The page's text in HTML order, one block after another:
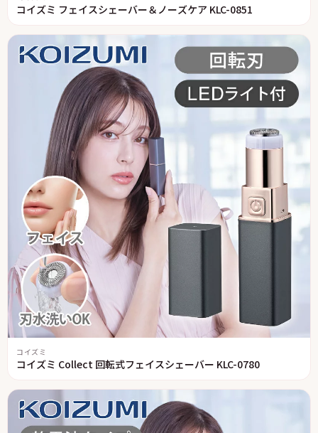
コイズミ フェイスシェーバー＆ノーズケア KLC-0851
コイズミ
コイズミ Collect 回転式フェイスシェーバー KLC-0780